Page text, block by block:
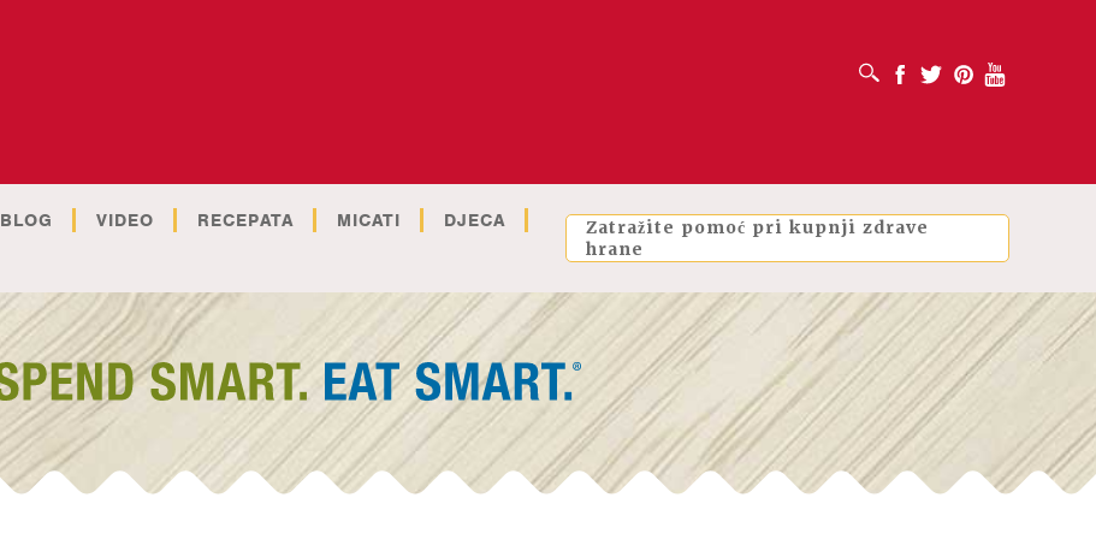
OTVORI OKVIR ZA PRETRAŽIVANJE
Facebook
Twitter PinterestYoutube
BLOG VIDEO RECEPATA MICATI DJECA
Zatražite pomoć pri kupnji zdrave
hrane